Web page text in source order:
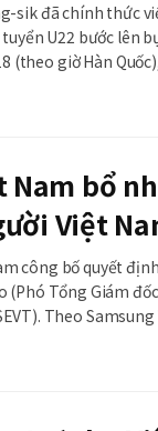
sik đã chính thức
U22 bước lên
Nam bổ
Việt
công bố quyết
(Phó Tổng Giám
Hoàng Giang
tại Việt Nam